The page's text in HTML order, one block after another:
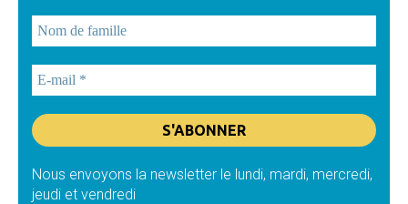
Nous envoyons la newsletter le lundi, mardi, mercredi,
jeudi et vendredi